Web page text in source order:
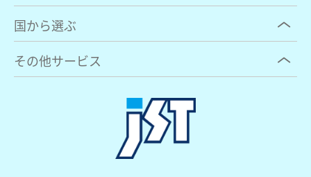
国から選ぶ
その他サービス